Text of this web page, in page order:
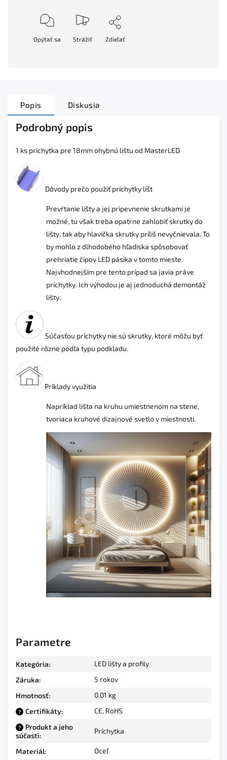
Opýtať sa Strážiť Zdieľať
Popis Diskusia
Podrobný popis
1 ks príchytka pre 18mm ohybnú lištu od MasterLED
Dôvody prečo použiť príchytky líšt
Prevŕtanie lišty a jej pripevnenie skrutkami je
možné, tu však treba opatrne zahlobiť skrutky do
lišty, tak aby hlavička skrutky príliš nevyčnievala. To
by mohlo z dlhodobého hľadiska spôsobovať
prehriatie čipov LED pásika v tomto mieste.
Najvhodnejším pre tento prípad sa javia práve
príchytky. Ich výhodou je aj jednoduchá demontáž
lišty.
Súčasťou príchytky nie sú skrutky, ktoré môžu byť
použité rôzne podľa typu podkladu.
Príklady využitia
Napríklad lišta na kruhu umiestnenom na stene,
tvoriaca kruhové dizajnové svetlo v miestnosti.
Parametre
Kategória:
LED lišty a profily
Záruka:
5 rokov
Hmotnosť: 0.01 kg
? Certifikáty: CE, RoHS
?
Produkt a jeho
súčasti:
Príchytka
Materiál: Oceľ